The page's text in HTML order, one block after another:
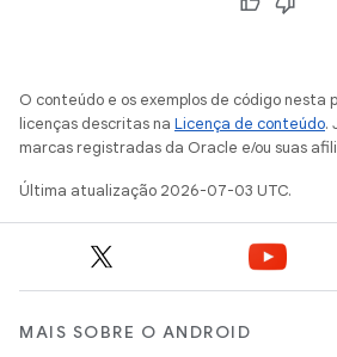
O conteúdo e os exemplos de código nesta
licenças descritas na Licença de conteúdo.
marcas registradas da Oracle e/ou suas
Última atualização 2026-07-03 UTC.
MAIS SOBRE O ANDROID